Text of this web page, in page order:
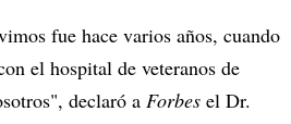
fue hace varios años, cuando
el hospital de veteranos de
declaró a Forbes el Dr.